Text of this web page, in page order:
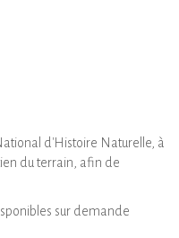
d'Histoire Naturelle, à
du terrain, afin de
sur demande